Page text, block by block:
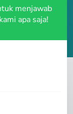
menjawab
apa saja!